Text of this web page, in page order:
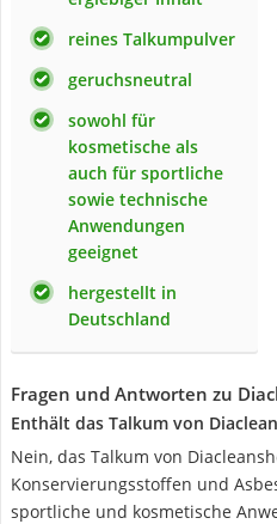
reines Talkumpulver
geruchsneutral
sowohl für
kosmetische als
auch für sportliche
sowie technische
Anwendungen
geeignet
hergestellt in
Deutschland
Fragen und Antworten zu
Enthält das Talkum von
Nein, das Talkum von
Konservierungsstoffen und
sportliche und kosmetische